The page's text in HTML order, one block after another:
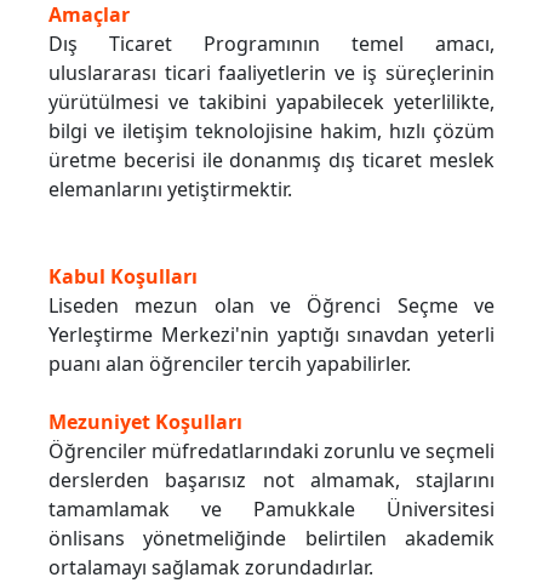
Amaçlar
Dış Ticaret Programının temel amacı,
uluslararası ticari faaliyetlerin ve iş süreçlerinin
yürütülmesi ve takibini yapabilecek yeterlilikte,
bilgi ve iletişim teknolojisine hakim, hızlı çözüm
üretme becerisi ile donanmış dış ticaret meslek
elemanlarını yetiştirmektir.
Kabul Koşulları
Liseden mezun olan ve Öğrenci Seçme ve
Yerleştirme Merkezi'nin yaptığı sınavdan yeterli
puanı alan öğrenciler tercih yapabilirler.
Mezuniyet Koşulları
Öğrenciler müfredatlarındaki zorunlu ve seçmeli
derslerden başarısız not almamak, stajlarını
tamamlamak ve Pamukkale Üniversitesi
önlisans yönetmeliğinde belirtilen akademik
ortalamayı sağlamak zorundadırlar.